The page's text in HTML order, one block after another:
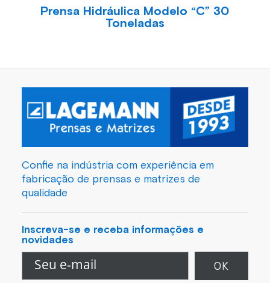
Prensa Hidráulica Modelo “C” 30
Toneladas
Confie na indústria com experiência em
fabricação de prensas e matrizes de
qualidade
Inscreva-se e receba informações e
novidades